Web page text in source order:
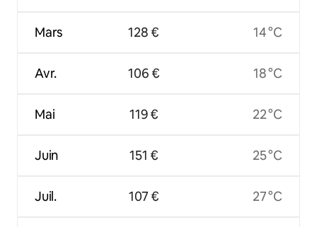
Mars
Avr.
Mai
Juin
Juil.
128 €
106 €
119 €
151 €
107 €
14 °C
18 °C
22 °C
25 °C
27 °C